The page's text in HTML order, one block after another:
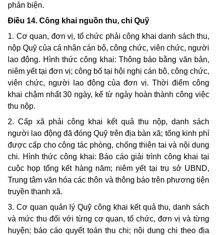
phản biện.
Điều 14. Công khai nguồn thu, chi Quỹ
1. Cơ quan, đơn vị, tổ chức phải công khai danh sách thu,
nộp Quỹ của cá nhân cán bộ, công chức, viên chức, người
lao động. Hình thức công khai: Thông báo bằng văn bản,
niêm yết tại đơn vị; công bố tại hội nghị cán bộ, công chức,
viên chức, người lao động của đơn vị. Thời điểm công
khai chậm nhất 30 ngày, kể từ ngày hoàn thành công việc
thu nộp.
2. Cấp xã phải công khai kết quả thu nộp, danh sách
người lao động đã đóng Quỹ trên địa bàn xã; tổng kinh phí
được cấp cho công tác phòng, chống thiên tai và nội dung
chi. Hình thức công khai: Báo cáo giải trình công khai tại
cuộc họp tổng kết hàng năm; niêm yết tại trụ sở UBND,
Trung tâm văn hóa các thôn và thông báo trên phương tiện
truyền thanh xã.
3. Cơ quan quản lý Quỹ công khai kết quả thu, danh sách
và mức thu đối với từng cơ quan, tổ chức, đơn vị và từng
huyện; báo cáo quyết toán thu chi; nội dung chi theo địa